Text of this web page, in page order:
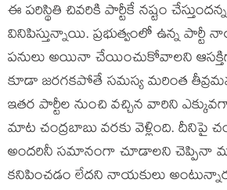
ఈ పరిస్థితి చివరికి పార్టీకే నష్టం
వినిపిస్తున్నాయి. ప్రభుత్వంలో ఉన్న పార్టీ
పనులు అయినా చేయించుకోవాలని
కూడా జరగకపోతే సమస్య మరింత
ఇతర పార్టీల నుంచి వచ్చిన వారిని
మాట చంద్రబాబు వరకు వెళ్లింది. దీనిపై
అందరినీ సమానంగా చూడాలని చెప్పినా
కనిపించడం లేదని నాయకులు